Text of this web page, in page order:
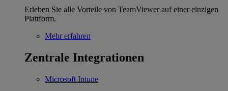
Erleben Sie alle Vorteile von TeamViewer auf einer einzigen
Plattform.
Mehr erfahren
Zentrale Integrationen
Microsoft Intune